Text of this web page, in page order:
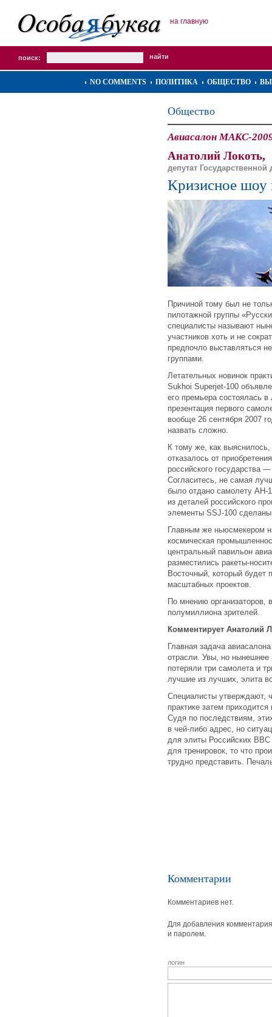
на главную
поиск:
NO COMMENTS ПОЛИТИКА ОБЩЕСТВО
Общество
Авиасалон МАКС-
Анатолий Локоть,
депутат
Кризисное
Причиной тому был не
пилотажной группы
специалисты называют
участников хоть и не
предпочло выставляться
группами.
Летательных новинок
Sukhoi Superjet-100
его премьера состоялась
презентация первого
вообще 26 сентября 2007
назвать сложно.
К тому же, как
отказалось от
российского государства
Согласитесь, не самая
было отдано самолету АН-
из деталей российского
элементы SSJ-100
Главным же ньюсмекером
космическая
центральный павильон
разместились ракеты-
Восточный, который будет
масштабных проектов.
По мнению организаторов,
полумиллиона зрителей.
Комментирует Анатолий
Главная задача
отрасли. Увы, но
потеряли три самолета и
лучшие из лучших, элита
Специалисты утверждают,
практике затем
Судя по последствиям,
в чей-либо адрес, но
для элиты Российских
для тренировок, то что
трудно представить.
Комментарии
Комментариев нет.
Для добавления
и паролем.
логин